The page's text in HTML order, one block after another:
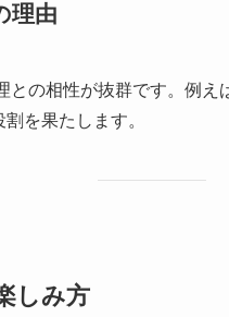
理由
との相性が抜群です。例
を果たします。
しみ方